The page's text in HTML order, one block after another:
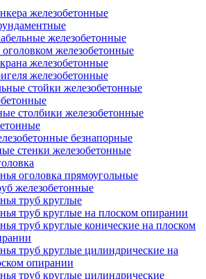
железобетонные
железобетонные
железобетонные
железобетонные
железобетонные
стойки железобетонные
столбики железобетонные
безнапорные
стенки железобетонные
оголовка прямоугольные
железобетонные
труб круглые
труб круглые на плоском опирании
труб круглые конические на плоском
труб круглые цилиндрические на
опирании
труб круглые цилиндрические